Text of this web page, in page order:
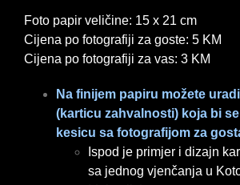
Foto papir veličine: 15 x 21 cm
Cijena po fotografiji za goste: 5 KM
Cijena po fotografiji za vas: 3 KM
Na finijem papiru možete
(karticu zahvalnosti) koja bi
kesicu sa fotografijom za
Ispod je primjer i dizajn
sa jednog vjenčanja u